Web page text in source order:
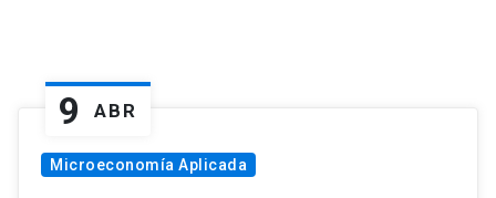
9 ABR
Microeconomía Aplicada